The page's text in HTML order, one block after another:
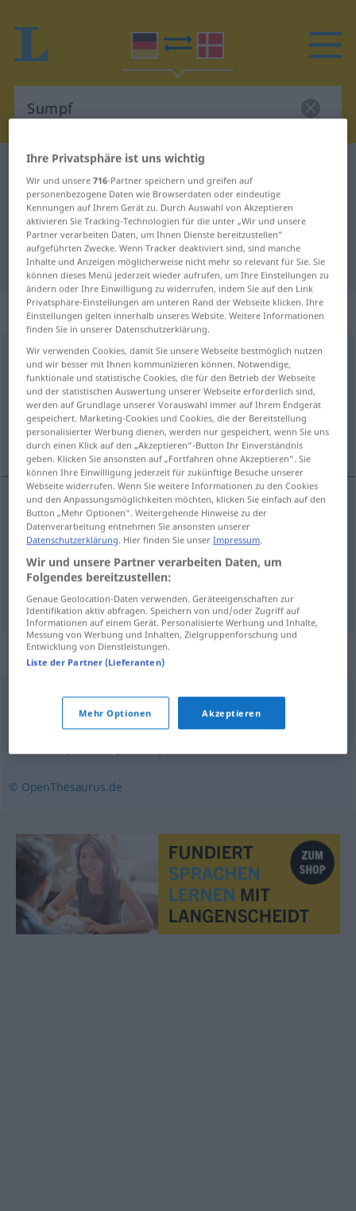
Deutsch-Dänisch Wörterbuch
Deutsch-Dänisch Übersetzung für
"Sumpf"
"Sumpf" Dänisch Übersetzung
„Sumpf“: maskulin
Sumpfm <-(e)s;Sümpfe>
Übersicht aller Übersetzungen
(Für mehr Details die Übersetzung anklicken/antippen)
sump, mose, morads
sumpa. FIG Sumpf
mose SumpfMoor
moradsn SumpfMorast
Synonyme für "Sumpf"
Pfuhl
Moorland
© OpenThesaurus.de
Ihre Privatsphäre ist uns wichtig
Wir und unsere716-Partner speichern und greifen auf
personenbezogene Daten wie Browserdaten oder eindeutige
Kennungen auf Ihrem Gerät zu. Durch Auswahl von Akzeptieren
aktivieren Sie Tracking-Technologien für die unter „Wir und unsere
Partner verarbeiten Daten, um Ihnen Dienste bereitzustellen“
aufgeführten Zwecke. Wenn Tracker deaktiviert sind, sind manche
Inhalte und Anzeigen möglicherweise nicht mehr so relevant für Sie. Sie
können dieses Menü jederzeit wieder aufrufen, um Ihre Einstellungen zu
ändern oder Ihre Einwilligung zu widerrufen, indem Sie auf den Link
Privatsphäre-Einstellungen am unteren Rand der Webseite klicken. Ihre
Einstellungen gelten innerhalb unseres Website. Weitere Informationen
finden Sie in unserer Datenschutzerklärung.
Wir verwenden Cookies, damit Sie unsere Webseite bestmöglich nutzen
und wir besser mit Ihnen kommunizieren können. Notwendige,
funktionale und statistische Cookies, die für den Betrieb der Webseite
und der statistischen Auswertung unserer Webseite erforderlich sind,
werden auf Grundlage unserer Vorauswahl immer auf Ihrem Endgerät
gespeichert. Marketing-Cookies und Cookies, die der Bereitstellung
personalisierter Werbung dienen, werden nur gespeichert, wenn Sie uns
durch einen Klick auf den „Akzeptieren“-Button Ihr Einverständnis
geben. Klicken Sie ansonsten auf „Fortfahren ohne Akzeptieren“. Sie
können Ihre Einwilligung jederzeit für zukünftige Besuche unserer
Webseite widerrufen. Wenn Sie weitere Informationen zu den Cookies
und den Anpassungsmöglichkeiten möchten, klicken Sie einfach auf den
Button „Mehr Optionen“. Weitergehende Hinweise zu der
Datenverarbeitung entnehmen Sie ansonsten unserer
Datenschutzerklärung. Hier finden Sie unserImpressum.
Wir und unsere Partner verarbeiten Daten, um
Folgendes bereitzustellen:
Genaue Geolocation-Daten verwenden. Geräteeigenschaften zur
Identifikation aktiv abfragen. Speichern von und/oder Zugriff auf
Informationen auf einem Gerät. Personalisierte Werbung und Inhalte,
Messung von Werbung und Inhalten, Zielgruppenforschung und
Entwicklung von Dienstleistungen.
Liste der Partner (Lieferanten)
Mehr Optionen Akzeptieren